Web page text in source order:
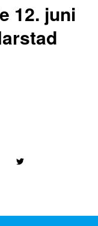
12. juni